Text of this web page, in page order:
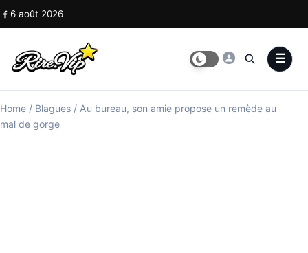
Skip to content
6 août 2026
Home / Blagues / Au bureau, son amie propose un remède au
mal de gorge